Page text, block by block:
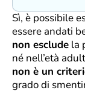
Sì, è possibile
essere andati
non esclude la
né nell’età
non è un
grado di